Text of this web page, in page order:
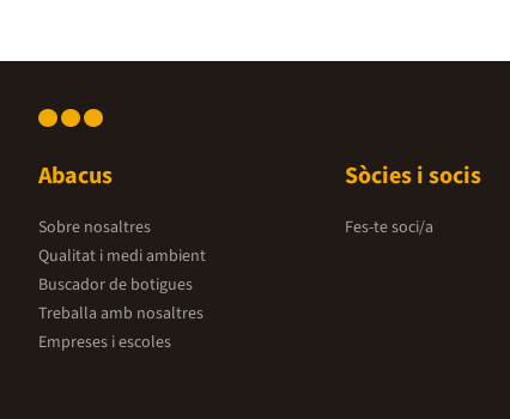
Abacus
Sobre nosaltres
Qualitat i medi ambient
Buscador de botigues
Treballa amb nosaltres
Empreses i escoles
Sòcies i socis
Fes-te soci/a